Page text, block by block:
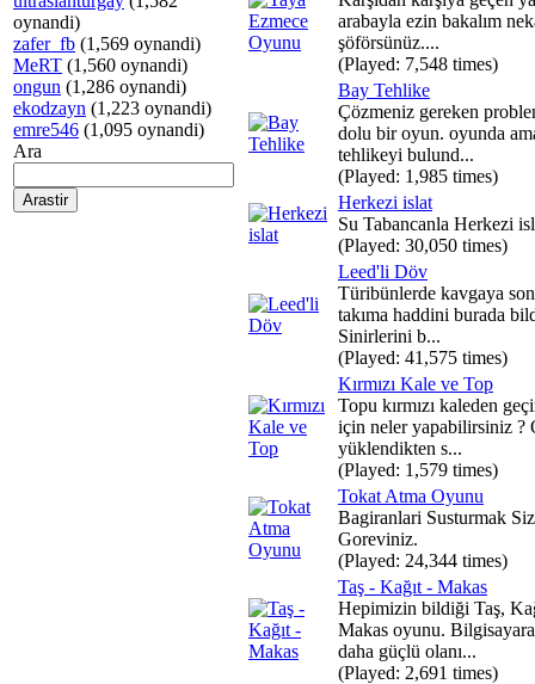
oynandi)
zafer_fb (1,569 oynandi)
MeRT (1,560 oynandi)
ongun (1,286 oynandi)
ekodzayn (1,223 oynandi)
emre546 (1,095 oynandi)
Ara
arabayla ezin bakalım
şöförsünüz....
(Played: 7,548 times)
Bay Tehlike
Çözmeniz gereken
dolu bir oyun. oyunda
tehlikeyi bulund...
(Played: 1,985 times)
Herkezi islat
Su Tabancanla Herkezi
(Played: 30,050 times)
Leed'li Döv
Türibünlerde kavgaya
takıma haddini burada
Sinirlerini b...
(Played: 41,575 times)
Kırmızı Kale ve Top
Topu kırmızı kaleden
için neler yapabilirsiniz ?
yüklendikten s...
(Played: 1,579 times)
Tokat Atma Oyunu
Bagiranlari Susturmak
Goreviniz.
(Played: 24,344 times)
Taş - Kağıt - Makas
Hepimizin bildiği Taş,
Makas oyunu. Bilgisayara
daha güçlü olanı...
(Played: 2,691 times)